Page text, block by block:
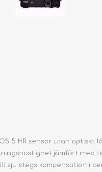
5 HR sensor utan optiskt
jämfört med
sju stegs kompensation i